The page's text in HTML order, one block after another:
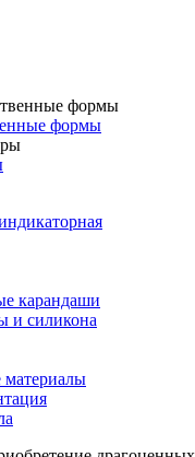
формы
карандаши
и силикона
материалы